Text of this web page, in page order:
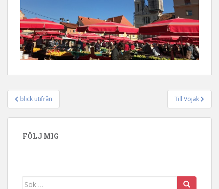
Inläggsnavigering
blick utifrån Till Vojak
FÖLJ MIG
Sök efter: